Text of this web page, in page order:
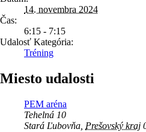
14. novembra 2024
Čas:
6:15 - 7:15
Udalosť Kategória:
Tréning
Miesto udalosti
PEM aréna
Tehelná 10
Stará Ľubovňa Prešovský kraj